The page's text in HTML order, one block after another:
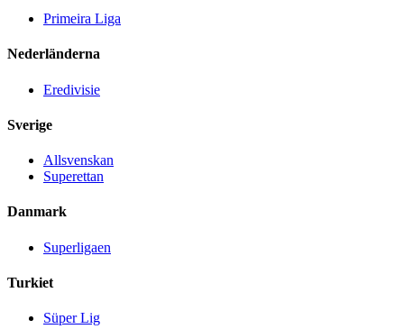
Primeira Liga
Nederländerna
Eredivisie
Sverige
Allsvenskan
Superettan
Danmark
Superligaen
Turkiet
Süper Lig